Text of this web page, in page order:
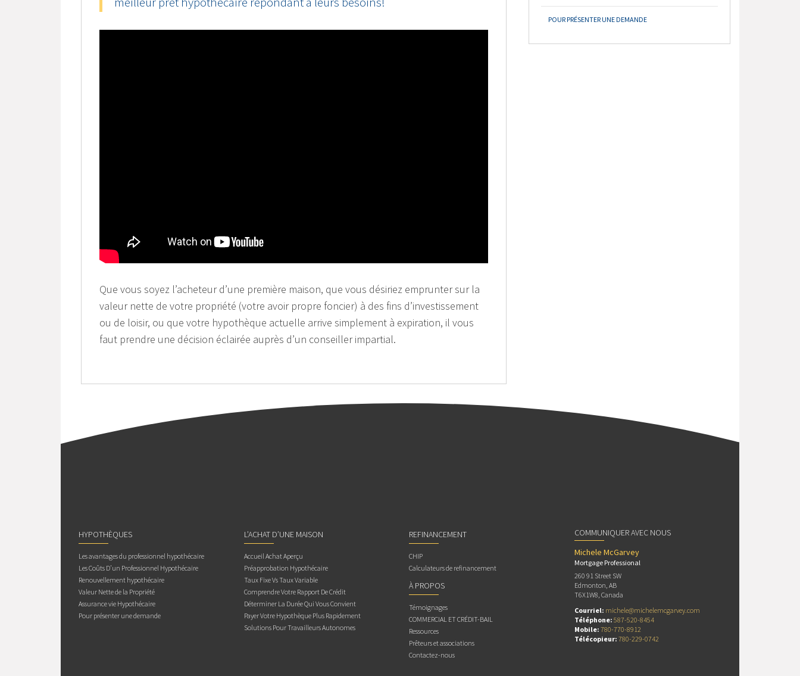
Que vous soyez l’acheteur d’une première maison, que vous désiriez emprunter sur la
valeur nette de votre propriété (votre avoir propre foncier) à des fins d’investissement
ou de loisir, ou que votre hypothèque actuelle arrive simplement à expiration, il vous
faut prendre une décision éclairée auprès d’un conseiller impartial.
POUR PRÉSENTER UNE DEMANDE
HYPOTHÈQUES
Les avantages du professionnel hypothécaire
Les Coûts D’un Professionnel Hypothécaire
Renouvellement hypothécaire
Valeur Nette de la Propriété
Assurance vie Hypothécaire
Pour présenter une demande
L’ACHAT D’UNE MAISON
Accueil Achat Aperçu
Préapprobation Hypothécaire
Taux Fixe Vs Taux Variable
Comprendre Votre Rapport De Crédit
Déterminer La Durée Qui Vous Convient
Payer Votre Hypothèque Plus Rapidement
Solutions Pour Travailleurs Autonomes
REFINANCEMENT
CHIP
Calculateurs de refinancement
À PROPOS
Témoignages
COMMERCIAL ET CRÉDIT-BAIL
Ressources
Prêteurs et associations
Contactez-nous
COMMUNIQUER AVEC NOUS
Michele McGarvey
Mortgage Professional
260 91 Street SW
Edmonton, AB
T6X1W8, Canada
Courriel: michele@michelemcgarvey.com
Téléphone: 587-520-8454
Mobile: 780-770-8912
Télécopieur: 780-229-0742